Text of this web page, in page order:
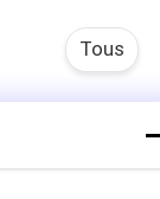
Tous